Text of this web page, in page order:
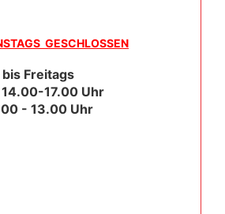
GESCHLOSSEN
Freitags
17.00 Uhr
- 13.00 Uhr